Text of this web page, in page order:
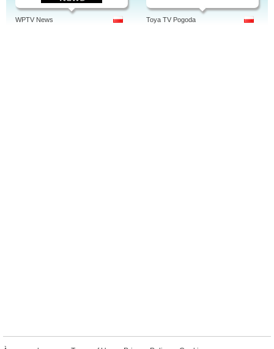
WPTV News Toya TV Pogoda